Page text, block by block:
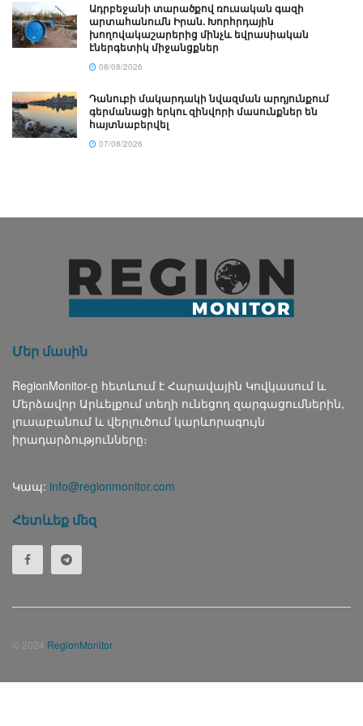
Ադրբեջանի տարածքով ռուսական գազի
արտահանումն Իրան. Խորհրդային
խողովակաշարերից մինչև եվրասիական
էներգետիկ միջանցքներ
08/08/2026
Դանուբի մակարդակի նվազման արդյունքում
գերմանացի երկու զինվորի մասունքներ են
հայտնաբերվել
07/08/2026
Մեր մասին
RegionMonitor-ը հետևում է Հարավային Կովկասում և
Մերձավոր Արևելքում տեղի ունեցող զարգացումներին,
լուսաբանում և վերլուծում կարևորագույն
իրադարձությունները։
Կապ: info@regionmonitor.com
Հետևեք մեզ
© 2024 RegionMonitor